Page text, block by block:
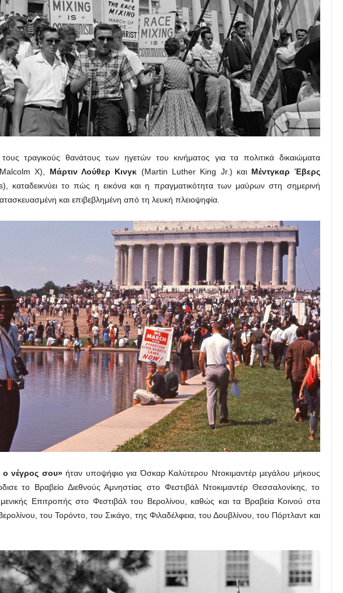
τραγικούς θανάτους των ηγετών του κινήματος για τα πολιτικά δικαιώματα
X), Μάρτιν Λούθερ Κινγκ (Martin Luther King Jr.) καιΜέντγκαρ Έβερς
καταδεικνύει το πώς η εικόνα και η πραγματικότητα των μαύρων στη σημερινή
και επιβεβλημένη από τη λευκή πλειοψηφία.
ο νέγρος σου»ήταν υποψήφιο για Όσκαρ Καλύτερου Ντοκιμαντέρ μεγάλου μήκους
το Βραβείο Διεθνούς Αμνηστίας στο Φεστιβάλ Ντοκιμαντέρ Θεσσαλονίκης, το
Επιτροπής στο Φεστιβάλ του Βερολίνου, καθώς και τα Βραβεία Κοινού στα
του Τορόντο, του Σικάγο, της Φιλαδέλφεια, του Δουβλίνου, του Πόρτλαντ και